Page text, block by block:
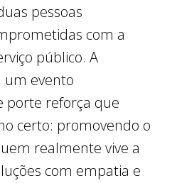
pessoas
com a
público. A
um evento
porte reforça que
certo: promovendo o
realmente vive a
com empatia e